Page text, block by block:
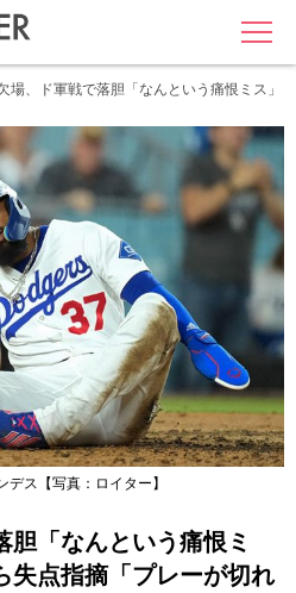
MENU
場、ド軍戦で落胆「なんという痛恨ミス」
デス【写真：ロイター】
胆「なんという痛恨ミ
点指摘「プレーが切れ